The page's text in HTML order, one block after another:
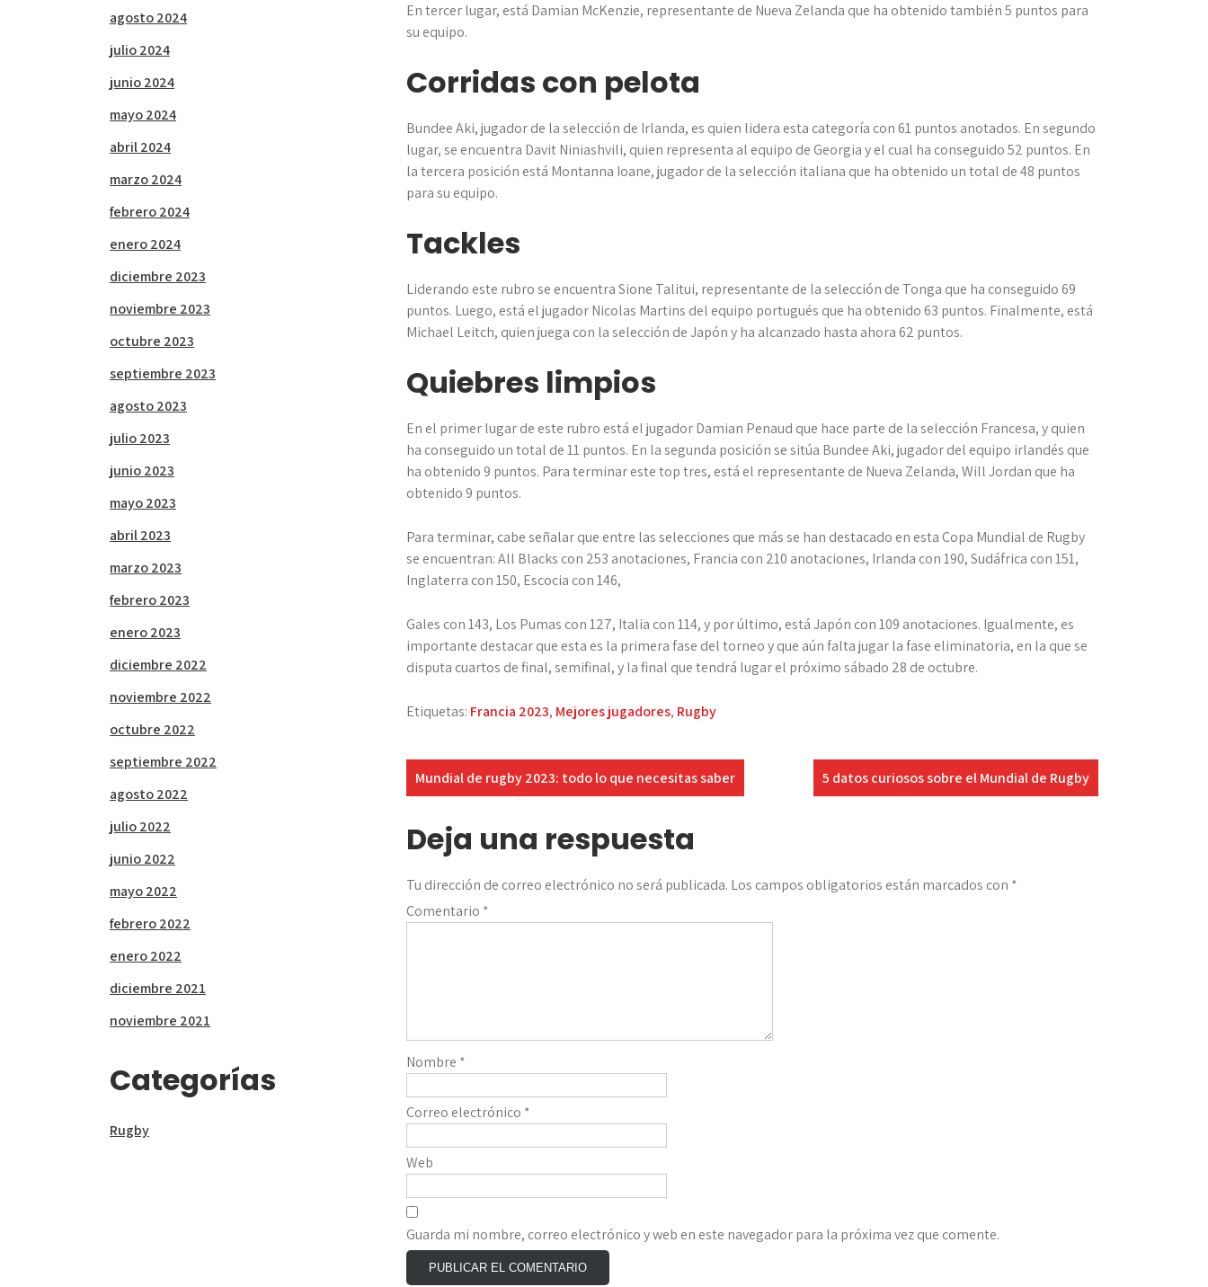
En tercer lugar, está Damian McKenzie, representante de Nueva Zelanda que ha obtenido también 5 puntos para
su equipo.
Corridas con pelota
Bundee Aki, jugador de la selección de Irlanda, es quien lidera esta categoría con 61 puntos anotados. En segundo
lugar, se encuentra Davit Niniashvili, quien representa al equipo de Georgia y el cual ha conseguido 52 puntos. En
la tercera posición está Montanna Ioane, jugador de la selección italiana que ha obtenido un total de 48 puntos
para su equipo.
Tackles
Liderando este rubro se encuentra Sione Talitui, representante de la selección de Tonga que ha conseguido 69
puntos. Luego, está el jugador Nicolas Martins del equipo portugués que ha obtenido 63 puntos. Finalmente, está
Michael Leitch, quien juega con la selección de Japón y ha alcanzado hasta ahora 62 puntos.
Quiebres limpios
En el primer lugar de este rubro está el jugador Damian Penaud que hace parte de la selección Francesa, y quien
ha conseguido un total de 11 puntos. En la segunda posición se sitúa Bundee Aki, jugador del equipo irlandés que
ha obtenido 9 puntos. Para terminar este top tres, está el representante de Nueva Zelanda, Will Jordan que ha
obtenido 9 puntos.
Para terminar, cabe señalar que entre las selecciones que más se han destacado en esta Copa Mundial de Rugby
se encuentran: All Blacks con 253 anotaciones, Francia con 210 anotaciones, Irlanda con 190, Sudáfrica con 151,
Inglaterra con 150, Escocia con 146,
Gales con 143, Los Pumas con 127, Italia con 114, y por último, está Japón con 109 anotaciones. Igualmente, es
importante destacar que esta es la primera fase del torneo y que aún falta jugar la fase eliminatoria, en la que se
disputa cuartos de final, semifinal, y la final que tendrá lugar el próximo sábado 28 de octubre.
Etiquetas: Francia 2023, Mejores jugadores, Rugby
Navegación
entradas
Mundial de rugby 2023: todo lo que necesitas saber 5 datos curiosos sobre el Mundial de Rugby
Deja una respuesta
Tu dirección de correo electrónico no será publicada. Los campos obligatorios están marcados con *
Comentario *
Nombre *
Correo electrónico *
Web
Guarda mi nombre, correo electrónico y web en este navegador para la próxima vez que comente.
agosto 2024
julio 2024
junio 2024
mayo 2024
abril 2024
marzo 2024
febrero 2024
enero 2024
diciembre 2023
noviembre 2023
octubre 2023
septiembre 2023
agosto 2023
julio 2023
junio 2023
mayo 2023
abril 2023
marzo 2023
febrero 2023
enero 2023
diciembre 2022
noviembre 2022
octubre 2022
septiembre 2022
agosto 2022
julio 2022
junio 2022
mayo 2022
febrero 2022
enero 2022
diciembre 2021
noviembre 2021
Categorías
Rugby